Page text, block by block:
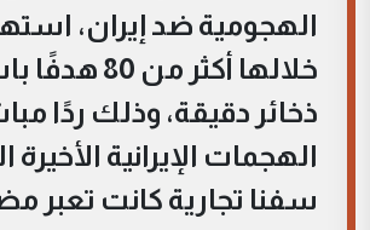
الهجومية ضد إيران،
خلالها أكثر من
ذخائر دقيقة، وذلك ردًا
الهجمات الإيرانية
سفنا تجارية كانت تعبر